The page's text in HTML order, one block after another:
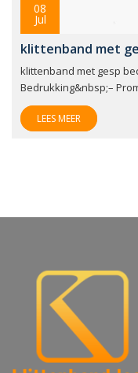
08
Jul
klittenband met
klittenband met gesp
Bedrukking&nbsp;–
LEES MEER